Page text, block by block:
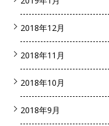
2018年12月
2018年11月
2018年10月
2018年9月